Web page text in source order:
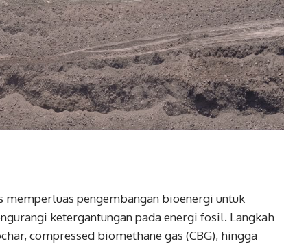
memperluas pengembangan bioenergi untuk
ketergantungan pada energi fosil. Langkah
compressed biomethane gas (CBG), hingga